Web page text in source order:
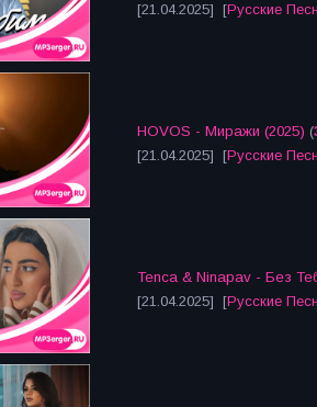
[21.04.2025] [Русские
HOVOS - Миражи (2025) (
[21.04.2025] [Русские
Tenca & Ninapav - Без
[21.04.2025] [Русские